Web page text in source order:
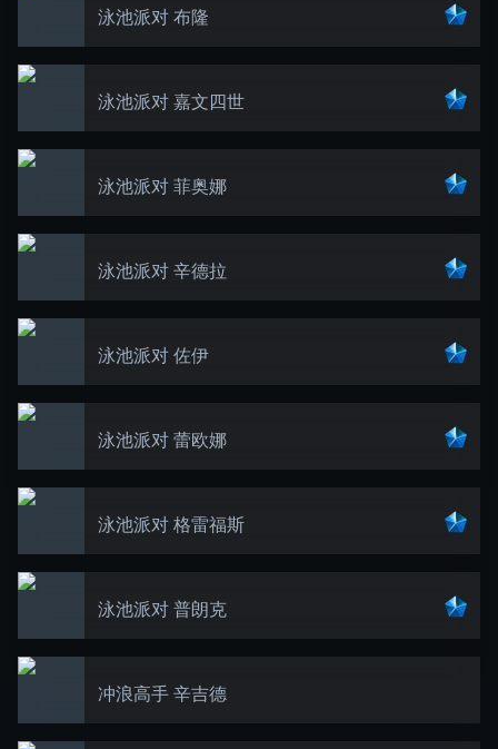
泳池派对 布隆
泳池派对 嘉文四世
泳池派对 菲奥娜
泳池派对 辛德拉
泳池派对 佐伊
泳池派对 蕾欧娜
泳池派对 格雷福斯
泳池派对 普朗克
冲浪高手 辛吉德